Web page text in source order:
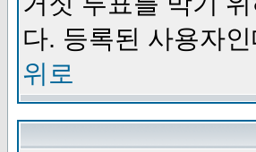
다. 등록된 사용자
위로